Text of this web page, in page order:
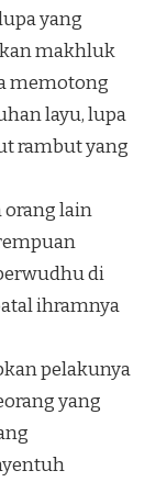
yang
makhluk
memotong
layu, lupa
rambut yang
orang lain
di
ihramnya
pelakunya
yang